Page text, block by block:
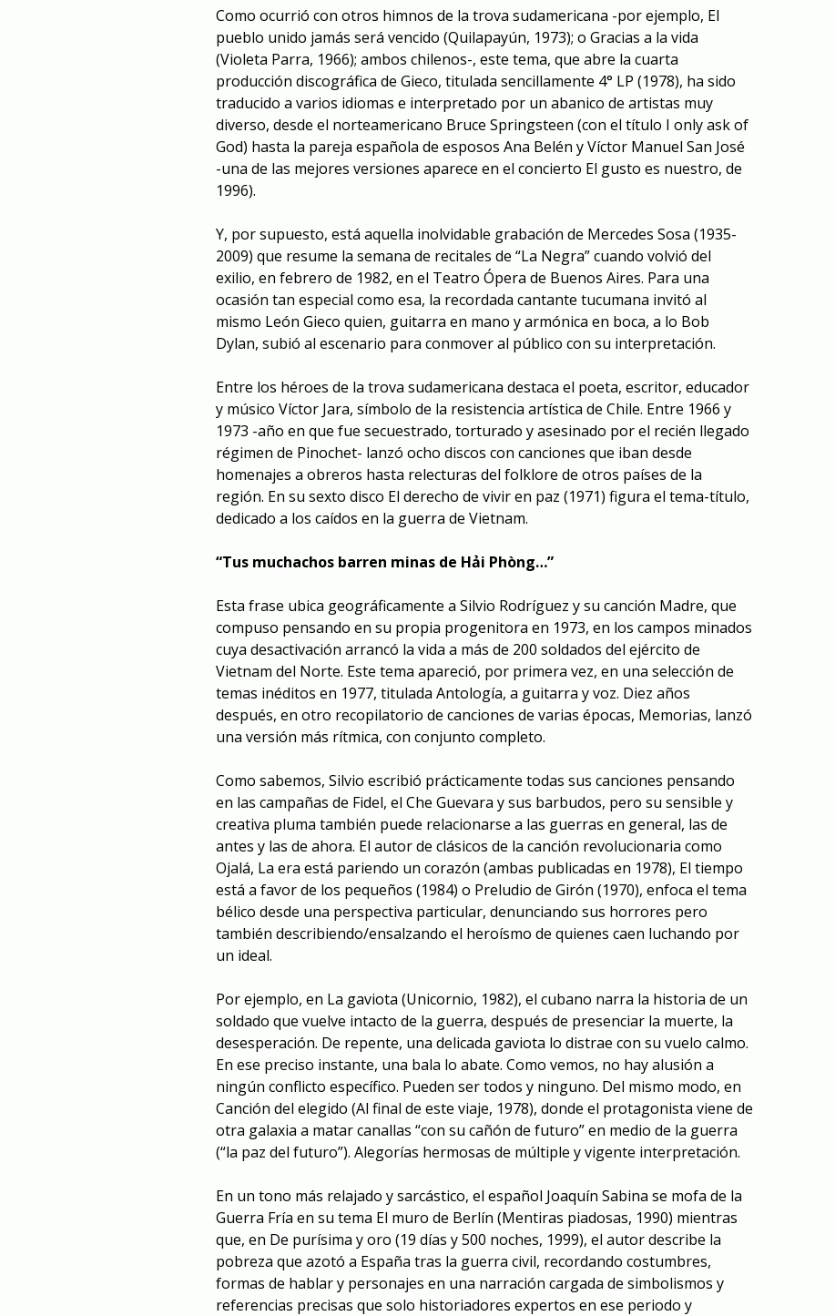
Como ocurrió con otros himnos de la trova sudamericana -por ejemplo, El
pueblo unido jamás será vencido (Quilapayún, 1973); o Gracias a la vida
(Violeta Parra, 1966); ambos chilenos-, este tema, que abre la cuarta
producción discográfica de Gieco, titulada sencillamente 4° LP (1978), ha sido
traducido a varios idiomas e interpretado por un abanico de artistas muy
diverso, desde el norteamericano Bruce Springsteen (con el título I only ask of
God) hasta la pareja española de esposos Ana Belén y Víctor Manuel San José
-una de las mejores versiones aparece en el concierto El gusto es nuestro, de
1996).
Y, por supuesto, está aquella inolvidable grabación de Mercedes Sosa (1935-
2009) que resume la semana de recitales de “La Negra” cuando volvió del
exilio, en febrero de 1982, en el Teatro Ópera de Buenos Aires. Para una
ocasión tan especial como esa, la recordada cantante tucumana invitó al
mismo León Gieco quien, guitarra en mano y armónica en boca, a lo Bob
Dylan, subió al escenario para conmover al público con su interpretación.
Entre los héroes de la trova sudamericana destaca el poeta, escritor, educador
y músico Víctor Jara, símbolo de la resistencia artística de Chile. Entre 1966 y
1973 -año en que fue secuestrado, torturado y asesinado por el recién llegado
régimen de Pinochet- lanzó ocho discos con canciones que iban desde
homenajes a obreros hasta relecturas del folklore de otros países de la
región. En su sexto disco El derecho de vivir en paz (1971) figura el tema-título,
dedicado a los caídos en la guerra de Vietnam.
“Tus muchachos barren minas de Hải Phòng…”
Esta frase ubica geográficamente a Silvio Rodríguez y su canción Madre, que
compuso pensando en su propia progenitora en 1973, en los campos minados
cuya desactivación arrancó la vida a más de 200 soldados del ejército de
Vietnam del Norte. Este tema apareció, por primera vez, en una selección de
temas inéditos en 1977, titulada Antología, a guitarra y voz. Diez años
después, en otro recopilatorio de canciones de varias épocas, Memorias, lanzó
una versión más rítmica, con conjunto completo.
Como sabemos, Silvio escribió prácticamente todas sus canciones pensando
en las campañas de Fidel, el Che Guevara y sus barbudos, pero su sensible y
creativa pluma también puede relacionarse a las guerras en general, las de
antes y las de ahora. El autor de clásicos de la canción revolucionaria como
Ojalá, La era está pariendo un corazón (ambas publicadas en 1978), El tiempo
está a favor de los pequeños (1984) o Preludio de Girón (1970), enfoca el tema
bélico desde una perspectiva particular, denunciando sus horrores pero
también describiendo/ensalzando el heroísmo de quienes caen luchando por
un ideal.
Por ejemplo, en La gaviota (Unicornio, 1982), el cubano narra la historia de un
soldado que vuelve intacto de la guerra, después de presenciar la muerte, la
desesperación. De repente, una delicada gaviota lo distrae con su vuelo calmo.
En ese preciso instante, una bala lo abate. Como vemos, no hay alusión a
ningún conflicto específico. Pueden ser todos y ninguno. Del mismo modo, en
Canción del elegido (Al final de este viaje, 1978), donde el protagonista viene de
otra galaxia a matar canallas “con su cañón de futuro” en medio de la guerra
(“la paz del futuro”). Alegorías hermosas de múltiple y vigente interpretación.
En un tono más relajado y sarcástico, el español Joaquín Sabina se mofa de la
Guerra Fría en su tema El muro de Berlín (Mentiras piadosas, 1990) mientras
que, en De purísima y oro (19 días y 500 noches, 1999), el autor describe la
pobreza que azotó a España tras la guerra civil, recordando costumbres,
formas de hablar y personajes en una narración cargada de simbolismos y
referencias precisas que solo historiadores expertos en ese periodo y